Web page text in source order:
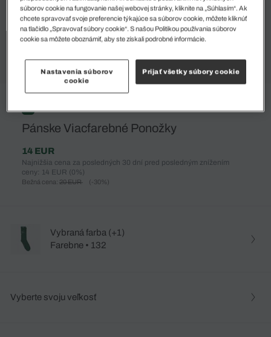
%
Pánske Viacfarebné Ponožky
14 EUR
Najnižšia cena za posledných 30 dní pred posledným znížením
ceny: 14 EUR (0%)
Bežná cena: 20 EUR (-30%)
Vybraná farba (+1)
Farebne • 132
Vyberte svoju veľkosť
súborov cookie na fungovanie našej webovej stránky, kliknite na „Súhlasím“. Ak
chcete spravovať svoje preferencie týkajúce sa súborov cookie, môžete kliknúť
na tlačidlo „Spravovať súbory cookie“. S našou Politikou používania súborov
cookie sa môžete oboznámiť, aby ste získali podrobné informácie.
Nastavenia súborov
cookie
Prijať všetky súbory cookie